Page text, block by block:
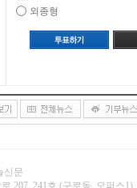
외종형
신문
207, 241호 (구로동, 오퍼스1)